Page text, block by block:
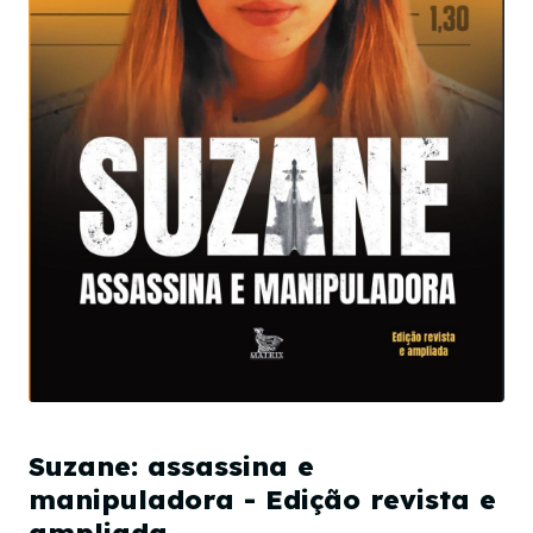
Suzane: assassina e
manipuladora - Edição revista e